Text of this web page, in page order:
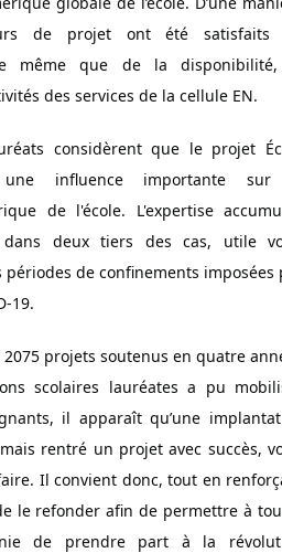
de projet ont été satisfaits
même que de la
des services de la cellule EN.
considèrent que le projet
influence importante
de l'école. L'expertise
dans deux tiers des cas, utile
de confinements imposées
19.
projets soutenus en quatre
scolaires lauréates a pu
il apparaît qu’une
rentré un projet avec succès,
Il convient donc, tout en
le refonder afin de permettre à
de prendre part à la